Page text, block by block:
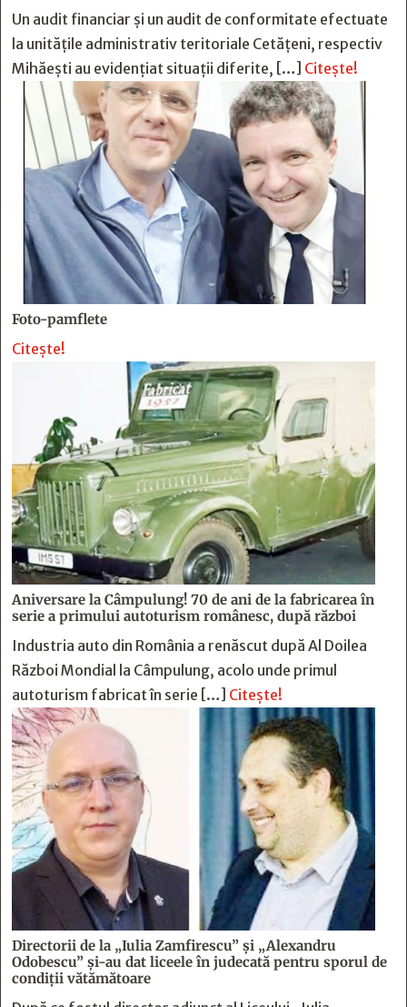
Un audit financiar și un audit de conformitate efectuate
la unitățile administrativ teritoriale Cetățeni, respectiv
Mihăești au evidențiat situații diferite, […] Citește!
Foto-pamflete
Citește!
Aniversare la Câmpulung! 70 de ani de la fabricarea în
serie a primului autoturism românesc, după război
Industria auto din România a renăscut după Al Doilea
Război Mondial la Câmpulung, acolo unde primul
autoturism fabricat în serie […] Citește!
Directorii de la „Iulia Zamfirescu” și „Alexandru
Odobescu” și-au dat liceele în judecată pentru sporul de
condiții vătămătoare